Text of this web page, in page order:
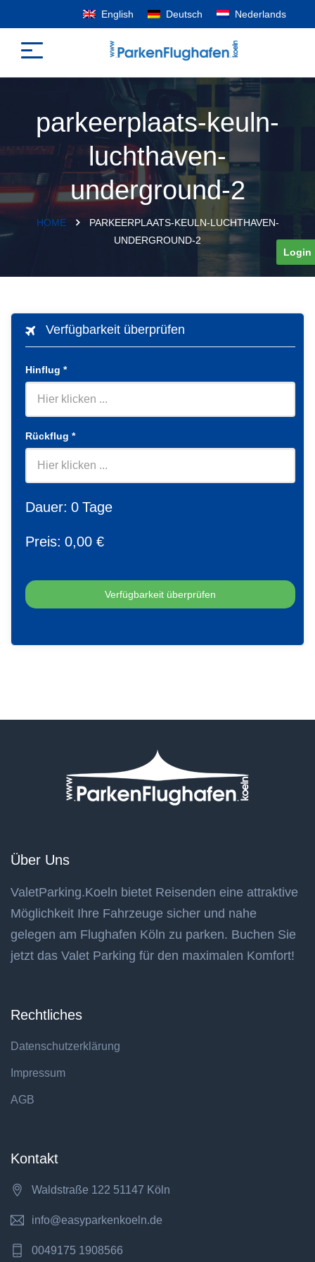
English Deutsch Nederlands
parkeerplaats-keuln-
luchthaven-
underground-2
HOME
PARKEERPLAATS-KEULN-LUCHTHAVEN-
UNDERGROUND-2
Verfügbarkeit überprüfen
Hinflug *
Rückflug *
Dauer: 0 Tage
Preis: 0,00 €
Über Uns
ValetParking.Koeln bietet Reisenden eine attraktive
Möglichkeit Ihre Fahrzeuge sicher und nahe
gelegen am Flughafen Köln zu parken. Buchen Sie
jetzt das Valet Parking für den maximalen Komfort!
Rechtliches
Datenschutzerklärung
Impressum
AGB
Kontakt
Waldstraße 122 51147 Köln
info@easyparkenkoeln.de
0049175 1908566
Login